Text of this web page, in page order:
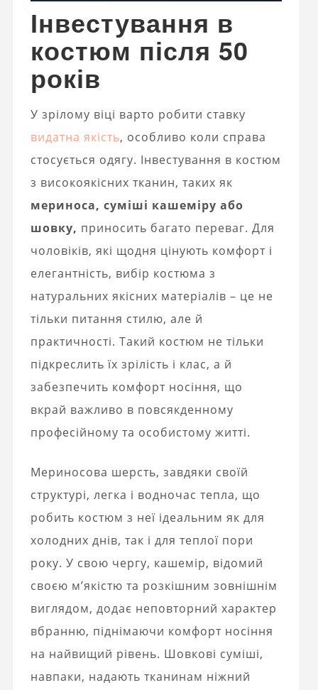
Інвестування в
костюм після 50
років
У зрілому віці варто робити ставку
видатна якість, особливо коли справа
стосується одягу. Інвестування в костюм
з високоякісних тканин, таких як
мериноса, суміші кашеміру або
шовку, приносить багато переваг. Для
чоловіків, які щодня цінують комфорт і
елегантність, вибір костюма з
натуральних якісних матеріалів – це не
тільки питання стилю, але й
практичності. Такий костюм не тільки
підкреслить їх зрілість і клас, а й
забезпечить комфорт носіння, що
вкрай важливо в повсякденному
професійному та особистому житті.
Мериносова шерсть, завдяки своїй
структурі, легка і водночас тепла, що
робить костюм з неї ідеальним як для
холодних днів, так і для теплої пори
року. У свою чергу, кашемір, відомий
своєю м’якістю та розкішним зовнішнім
виглядом, додає неповторний характер
вбранню, піднімаючи комфорт носіння
на найвищий рівень. Шовкові суміші,
навпаки, надають тканинам ніжний